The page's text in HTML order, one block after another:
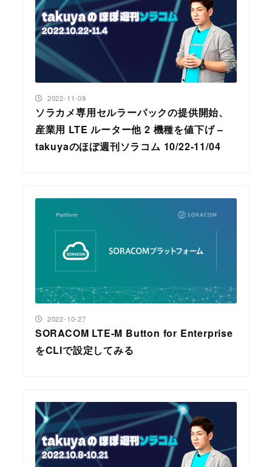
ソラカメ専用セルラーパックの提供開始、
産業用 LTE ルーター他 2 機種を値下げ –
takuyaのほぼ週刊ソラコム 10/22-11/04
投稿日
2022-11-09
SORACOM LTE-M Button for Enterprise
をCLIで設定してみる
投稿日
2022-10-27